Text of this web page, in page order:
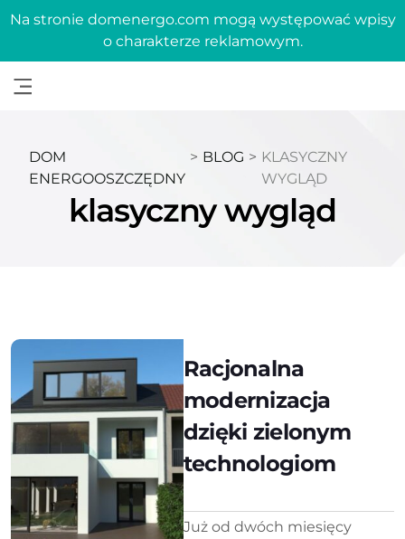
Na stronie domenergo.com mogą występować wpisy
o charakterze reklamowym.
DOM
ENERGOOSZCZĘDNY
> BLOG > KLASYCZNY
WYGLĄD
klasyczny wygląd
Racjonalna
modernizacja
dzięki zielonym
technologiom
Już od dwóch miesięcy